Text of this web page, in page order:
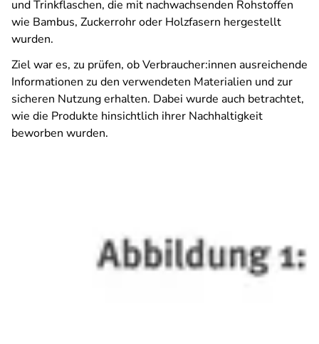
und Trinkflaschen, die mit nachwachsenden Rohstoffen
wie Bambus, Zuckerrohr oder Holzfasern hergestellt
wurden.
Ziel war es, zu prüfen, ob Verbraucher:innen ausreichende
Informationen zu den verwendeten Materialien und zur
sicheren Nutzung erhalten. Dabei wurde auch betrachtet,
wie die Produkte hinsichtlich ihrer Nachhaltigkeit
beworben wurden.